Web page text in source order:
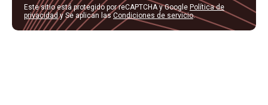
Este sitio está protegido por reCAPTCHA y Google Política de
privacidady Se aplican lasCondiciones de servicio.